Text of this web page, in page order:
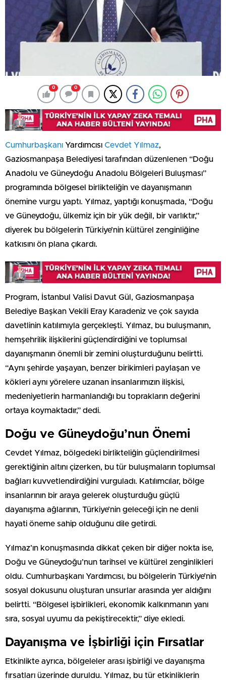
0 0
Cumhurbaşkanı Yardımcısı Cevdet Yılmaz,
Gaziosmanpaşa Belediyesi tarafından düzenlenen “Doğu
Anadolu ve Güneydoğu Anadolu Bölgeleri Buluşması”
programında bölgesel birlikteliğin ve dayanışmanın
önemine vurgu yaptı. Yılmaz, yaptığı konuşmada, “Doğu
ve Güneydoğu, ülkemiz için bir yük değil, bir varlıktır,”
diyerek bu bölgelerin Türkiye’nin kültürel zenginliğine
katkısını ön plana çıkardı.
Program, İstanbul Valisi Davut Gül, Gaziosmanpaşa
Belediye Başkan Vekili Eray Karadeniz ve çok sayıda
davetlinin katılımıyla gerçekleşti. Yılmaz, bu buluşmanın,
hemşehrilik ilişkilerini güçlendirdiğini ve toplumsal
dayanışmanın önemli bir zemini oluşturduğunu belirtti.
“Aynı şehirde yaşayan, benzer birikimleri paylaşan ve
kökleri aynı yörelere uzanan insanlarımızın ilişkisi,
medeniyetlerin harmanlandığı bu toprakların değerini
ortaya koymaktadır,” dedi.
Doğu ve Güneydoğu’nun Önemi
Cevdet Yılmaz, bölgedeki birlikteliğin güçlendirilmesi
gerektiğinin altını çizerken, bu tür buluşmaların toplumsal
bağları kuvvetlendirdiğini vurguladı. Katılımcılar, bölge
insanlarının bir araya gelerek oluşturduğu güçlü
dayanışma ağlarının, Türkiye’nin geleceği için ne denli
hayati öneme sahip olduğunu dile getirdi.
Yılmaz’ın konuşmasında dikkat çeken bir diğer nokta ise,
Doğu ve Güneydoğu’nun tarihsel ve kültürel zenginlikleri
oldu. Cumhurbaşkanı Yardımcısı, bu bölgelerin Türkiye’nin
sosyal dokusunu oluşturan unsurlar arasında yer aldığını
belirtti. “Bölgesel işbirlikleri, ekonomik kalkınmanın yanı
sıra, sosyal uyumu da pekiştirecektir,” diye ekledi.
Dayanışma ve İşbirliği için Fırsatlar
Etkinlikte ayrıca, bölgeleler arası işbirliği ve dayanışma
fırsatları üzerinde duruldu. Yılmaz, bu tür etkinliklerin